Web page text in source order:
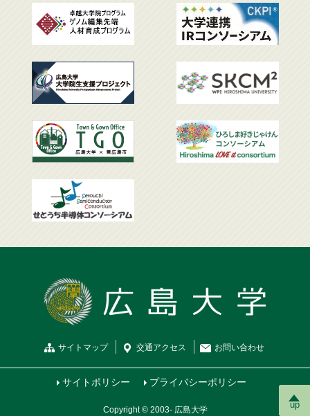
up
サイトマップ 交通アクセス お問い合わせ
サイトポリシー プライバシーポリシー
Copyright © 2003- 広島大学